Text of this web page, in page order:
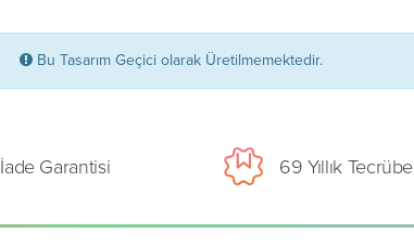
Bu Tasarım Geçici olarak Üretilmemektedir.
İade Garantisi 69 Yıllık Tecrübe